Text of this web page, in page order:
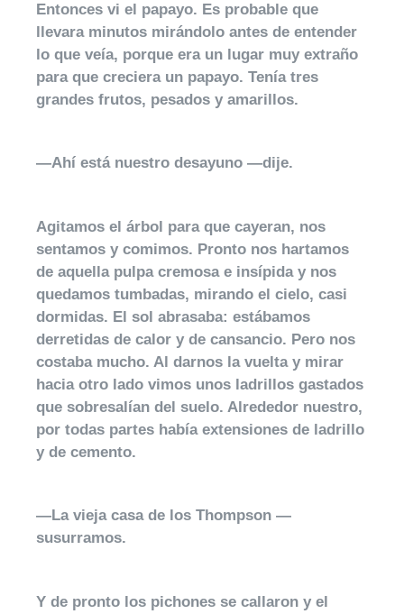
Entonces vi el papayo. Es probable que
llevara minutos mirándolo antes de entender
lo que veía, porque era un lugar muy extraño
para que creciera un papayo. Tenía tres
grandes frutos, pesados y amarillos.
—Ahí está nuestro desayuno —dije.
Agitamos el árbol para que cayeran, nos
sentamos y comimos. Pronto nos hartamos
de aquella pulpa cremosa e insípida y nos
quedamos tumbadas, mirando el cielo, casi
dormidas. El sol abrasaba: estábamos
derretidas de calor y de cansancio. Pero nos
costaba mucho. Al darnos la vuelta y mirar
hacia otro lado vimos unos ladrillos gastados
que sobresalían del suelo. Alrededor nuestro,
por todas partes había extensiones de ladrillo
y de cemento.
—La vieja casa de los Thompson —
susurramos.
Y de pronto los pichones se callaron y el